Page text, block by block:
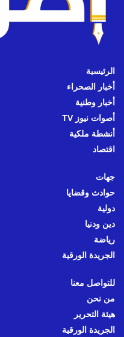
الرئيسية
أخبار الصحراء
أخبار وطنية
أصوات نيوز TV
أنشطة ملكية
اقتصاد
جهات
حوادث وقضايا
دولية
دين ودنيا
رياضة
الجريدة الورقية
للتواصل معنا
من نحن
هيئة التحرير
الجريدة الورقية